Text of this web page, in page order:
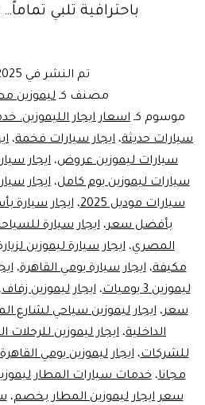
باحترافية تلبي تماماً…
تم النشر في
مصنف كـ ليموزين
موسوم كـ اسعار ايجار الليموزين.
سيارات حديثة، ايجار سيارات فخمة،
سيارات ليموزين عروض، ايجار
سيارات ليموزين يوم كامل،ايجار
سيارات موديل 2025
،ايجار سيارة
بأفضل سعر،ايجار سيارة
المصري،ايجار سيارة ليموزين
مكيفة،ايجار سيارة يومي القاهرة،
ليموزين 3 يوميات
،ايجار ليموزين زفاف
سعر،ايجار ليموزين سياحي لشارع
الداخلية، ايجار ليموزين للرحلات
للشركات،ايجار ليموزين يومي القاهرة
مجانا،خدمات سيارات المطار
سعر ايجار ليموزين المطار بخصم،